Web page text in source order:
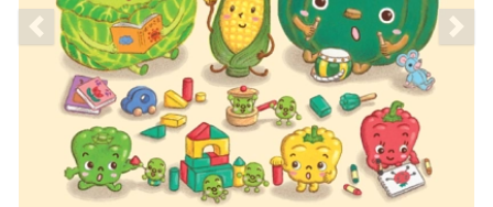
Previous slide